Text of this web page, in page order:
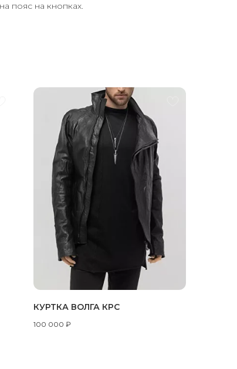
пояс на кнопках.
КУРТКА ВОЛГА КРС
100 000 ₽